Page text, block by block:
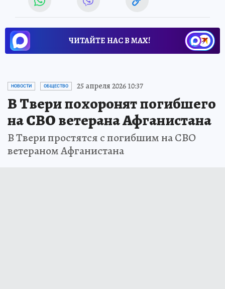
ЧИТАЙТЕ НАС В МАХ!
НОВОСТИ ОБЩЕСТВО 25 апреля 2026 10:37
В Твери похоронят погибшего
на СВО ветерана Афганистана
В Твери простятся с погибшим на СВО
ветераном Афганистана